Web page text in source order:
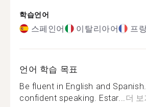
학습언어
스페인어 이탈리아어 프
언어 학습 목표
Be fluent in English and
confident speaking. Estar... 더 보